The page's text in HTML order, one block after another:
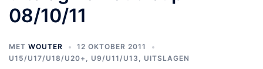
08/10/11
MET WOUTER
12 OKTOBER 2011
U15/U17/U18/U20+ , U9/U11/U13 , UITSLAGEN